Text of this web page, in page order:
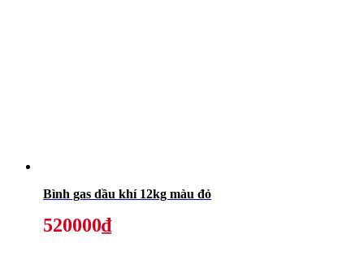
Bình gas dầu khí 12kg màu đỏ
520000₫